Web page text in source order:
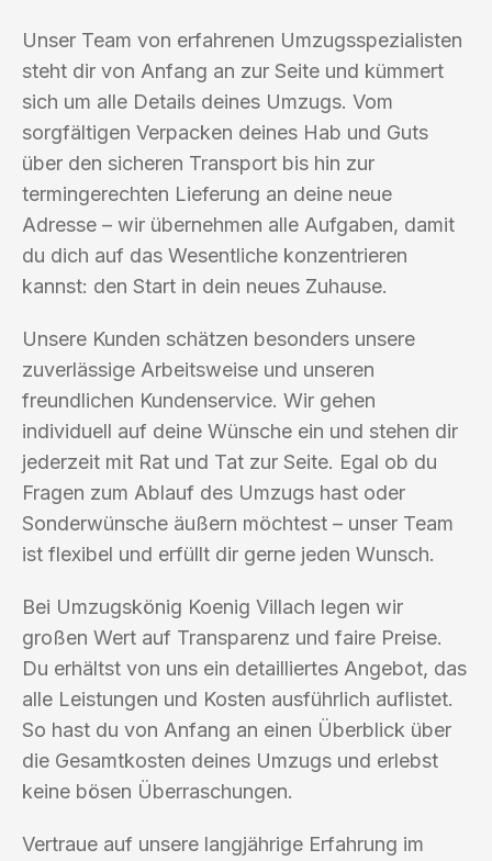
Unser Team von erfahrenen Umzugsspezialisten
steht dir von Anfang an zur Seite und kümmert
sich um alle Details deines Umzugs. Vom
sorgfältigen Verpacken deines Hab und Guts
über den sicheren Transport bis hin zur
termingerechten Lieferung an deine neue
Adresse – wir übernehmen alle Aufgaben, damit
du dich auf das Wesentliche konzentrieren
kannst: den Start in dein neues Zuhause.
Unsere Kunden schätzen besonders unsere
zuverlässige Arbeitsweise und unseren
freundlichen Kundenservice. Wir gehen
individuell auf deine Wünsche ein und stehen dir
jederzeit mit Rat und Tat zur Seite. Egal ob du
Fragen zum Ablauf des Umzugs hast oder
Sonderwünsche äußern möchtest – unser Team
ist flexibel und erfüllt dir gerne jeden Wunsch.
Bei Umzugskönig Koenig Villach legen wir
großen Wert auf Transparenz und faire Preise.
Du erhältst von uns ein detailliertes Angebot, das
alle Leistungen und Kosten ausführlich auflistet.
So hast du von Anfang an einen Überblick über
die Gesamtkosten deines Umzugs und erlebst
keine bösen Überraschungen.
Vertraue auf unsere langjährige Erfahrung im